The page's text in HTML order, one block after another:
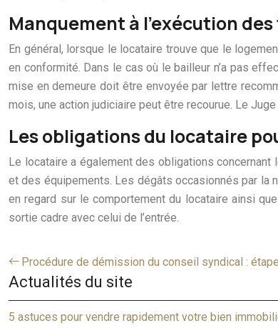
Manquement à l’exécution
En général, lorsque le locataire trouve que le
en conformité. Dans le cas où le bailleur n’a pas
mise en demeure doit être envoyée par lettre
mois, une action judiciaire peut être recourue. Le
Les obligations du locataire
Le locataire a également des obligations
et des équipements. Les dégâts occasionnés par la
en regard sur le comportement du locataire ainsi
sortie cadre avec celui de l’entrée.
Procédure de démission du conseil syndical :
Actualités du site
5 astuces pour vendre rapidement votre bien